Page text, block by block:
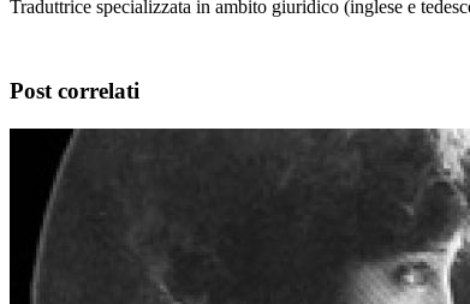
Traduttrice specializzata in ambito giuridico (inglese e
Post correlati